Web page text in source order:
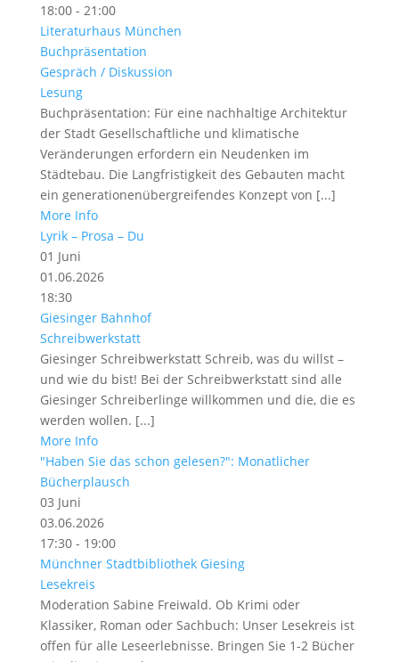
18:00 - 21:00
Literaturhaus München
Buchpräsentation
Gespräch / Diskussion
Lesung
Buchpräsentation: Für eine nachhaltige Architektur
der Stadt Gesellschaftliche und klimatische
Veränderungen erfordern ein Neudenken im
Städtebau. Die Langfristigkeit des Gebauten macht
ein generationenübergreifendes Konzept von [...]
More Info
Lyrik – Prosa – Du
01 Juni
01.06.2026
18:30
Giesinger Bahnhof
Schreibwerkstatt
Giesinger Schreibwerkstatt Schreib, was du willst –
und wie du bist! Bei der Schreibwerkstatt sind alle
Giesinger Schreiberlinge willkommen und die, die es
werden wollen. [...]
More Info
"Haben Sie das schon gelesen?": Monatlicher
Bücherplausch
03 Juni
03.06.2026
17:30 - 19:00
Münchner Stadtbibliothek Giesing
Lesekreis
Moderation Sabine Freiwald. Ob Krimi oder
Klassiker, Roman oder Sachbuch: Unser Lesekreis ist
offen für alle Leseerlebnisse. Bringen Sie 1-2 Bücher